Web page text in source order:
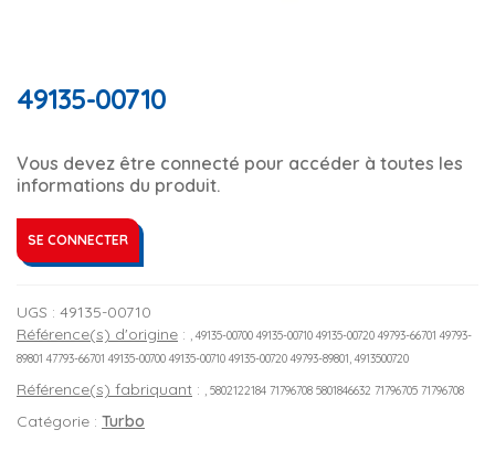
49135-00710
Vous devez être connecté pour accéder à toutes les
informations du produit.
SE CONNECTER
UGS : 49135-00710
Référence(s) d'origine : , 49135-00700 49135-00710 49135-00720 49793-66701 49793-
89801 47793-66701 49135-00700 49135-00710 49135-00720 49793-89801, 4913500720
Référence(s) fabriquant : , 5802122184 71796708 5801846632 71796705 71796708
Catégorie : Turbo